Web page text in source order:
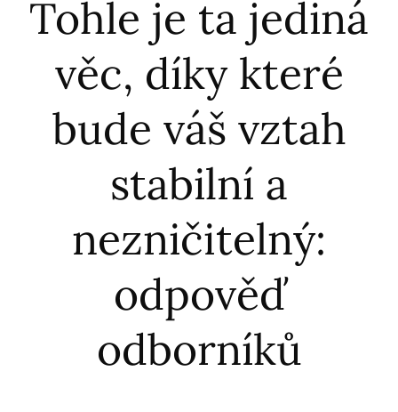
Tohle je ta jediná
věc, díky které
bude váš vztah
stabilní a
nezničitelný:
odpověď
odborníků